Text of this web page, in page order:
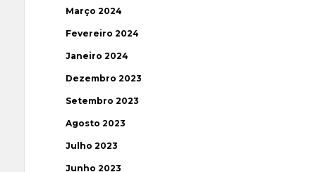
Março 2024
Fevereiro 2024
Janeiro 2024
Dezembro 2023
Setembro 2023
Agosto 2023
Julho 2023
Junho 2023